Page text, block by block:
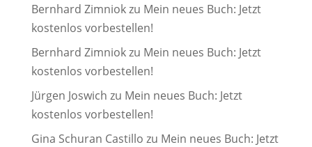
Bernhard Zimniokzu Mein neues Buch: Jetzt
kostenlos vorbestellen!
Bernhard Zimniokzu Mein neues Buch: Jetzt
kostenlos vorbestellen!
Jürgen Joswich zu Mein neues Buch: Jetzt
kostenlos vorbestellen!
Gina Schuran Castillo zu Mein neues Buch: Jetzt